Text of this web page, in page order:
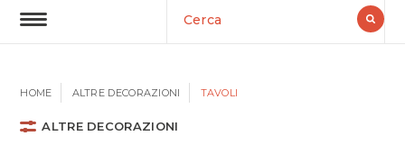
HOME ALTRE DECORAZIONI TAVOLI
ALTRE DECORAZIONI